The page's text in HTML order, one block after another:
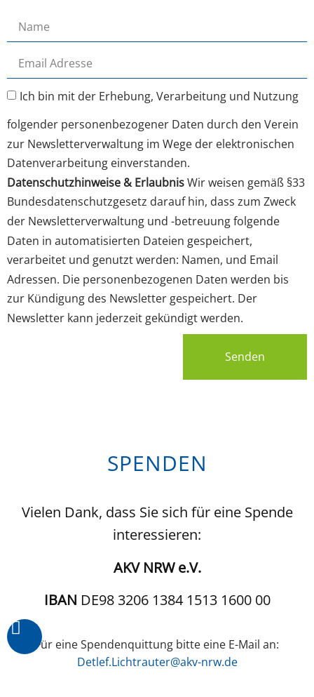
Ich bin mit der Erhebung, Verarbeitung und Nutzung
folgender personenbezogener Daten durch den Verein
zur Newsletterverwaltung im Wege der elektronischen
Datenverarbeitung einverstanden.
Datenschutzhinweise & ErlaubnisWir weisen gemäß §33
Bundesdatenschutzgesetz darauf hin, dass zum Zweck
der Newsletterverwaltung und -betreuung folgende
Daten in automatisierten Dateien gespeichert,
verarbeitet und genutzt werden: Namen, und Email
Adressen. Die personenbezogenen Daten werden bis
zur Kündigung des Newsletter gespeichert. Der
Newsletter kann jederzeit gekündigt werden.
Senden
SPENDEN
Vielen Dank, dass Sie sich für eine Spende
interessieren:
AKV NRW e.V.
IBAN DE98 3206 1384 1513 1600 00
Für eine Spendenquittung bitte eine E-Mail an:
Detlef.Lichtrauter@akv-nrw.de